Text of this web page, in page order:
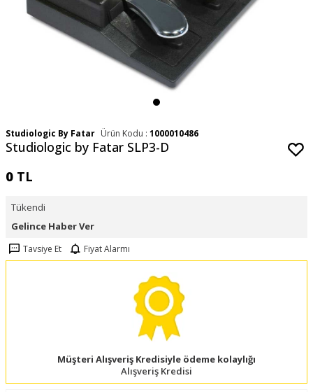
Studiologic By Fatar Ürün Kodu : 1000010486
Studiologic by Fatar SLP3-D
0 TL
Tükendi
Gelince Haber Ver
Tavsiye Et Fiyat Alarmı
Müşteri Alışveriş Kredisiyle ödeme kolaylığı
Alışveriş Kredisi